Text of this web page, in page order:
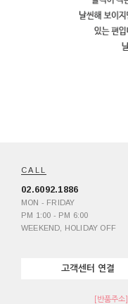
CALL
02.6092.1886
MON - FRIDAY
PM 1:00 - PM 6:00
WEEKEND, HOLIDAY OFF
고객센터 연결
[반품주소]